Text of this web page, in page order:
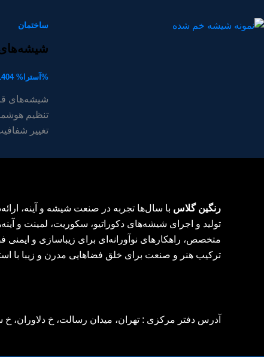
ساختمان
شیشه‌های
%آسترا%
شیشه‌های
تنظیم
تغییر
رنگین گلاس با سال‌ها تجربه در صنعت شیشه و آینه،
تولید و اجرای شیشه‌های دکوراتیو، سکوریت، لمینت و
متخصص، راهکارهای نوآورانه‌ای برای زیباسازی و
ترکیب هنر و صنعت برای خلق فضاهایی مدرن و زیبا با
آدرس دفتر مرکزی : تهران، میدان رسالت، خ دلاوران، خ